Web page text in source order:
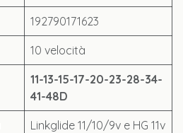
192790171623
10 velocità
11-13-15-17-20-23-28-34-
41-48D
Linkglide 11/10/9v e HG 11v